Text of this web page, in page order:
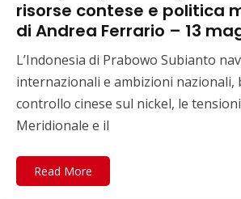
risorse contese e politica
di Andrea Ferrario – 13
L’Indonesia di Prabowo Subianto
internazionali e ambizioni nazionali,
controllo cinese sul nickel, le
Meridionale e il
Read More